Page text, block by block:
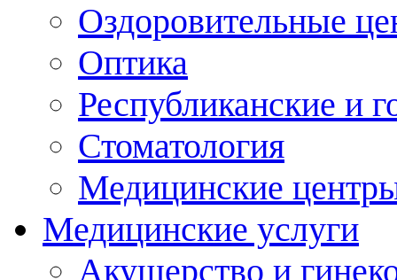
Оздоровительные
Оптика
Республиканские и
Стоматология
Медицинские
Медицинские услуги
Акушерство и